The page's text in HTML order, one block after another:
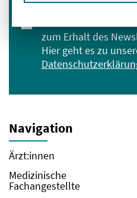
zum Erhalt des
Hier geht es zu
Navigation
Ärzt:innen
Medizinische
Fachangestellte